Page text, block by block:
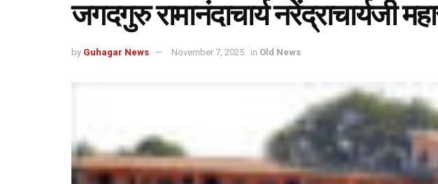
जगदगुरु रामानंदाचार्य नरेंद्राचार्यजी
by Guhagar News November 7, 2025 in Old News